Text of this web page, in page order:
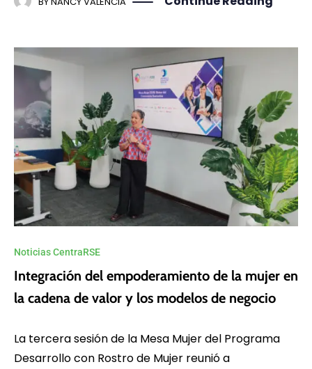
Noticias CentraRSE
Integración del empoderamiento de la mujer en
la cadena de valor y los modelos de negocio
La tercera sesión de la Mesa Mujer del Programa
Desarrollo con Rostro de Mujer reunió a